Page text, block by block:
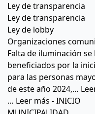
Ley de transparencia
Ley de transparencia
Ley de lobby
Organizaciones
Falta de iluminación
beneficiados por la
para las personas
de este año 2024,…
… Leer más - INICIO